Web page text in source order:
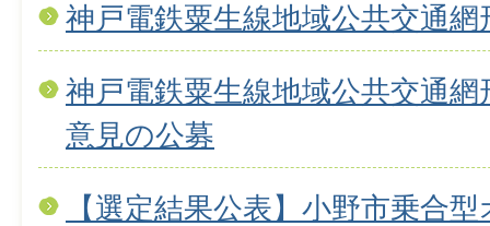
神戸電鉄粟生線地域公共交通
神戸電鉄粟生線地域公共交通
意見の公募
【選定結果公表】小野市乗合